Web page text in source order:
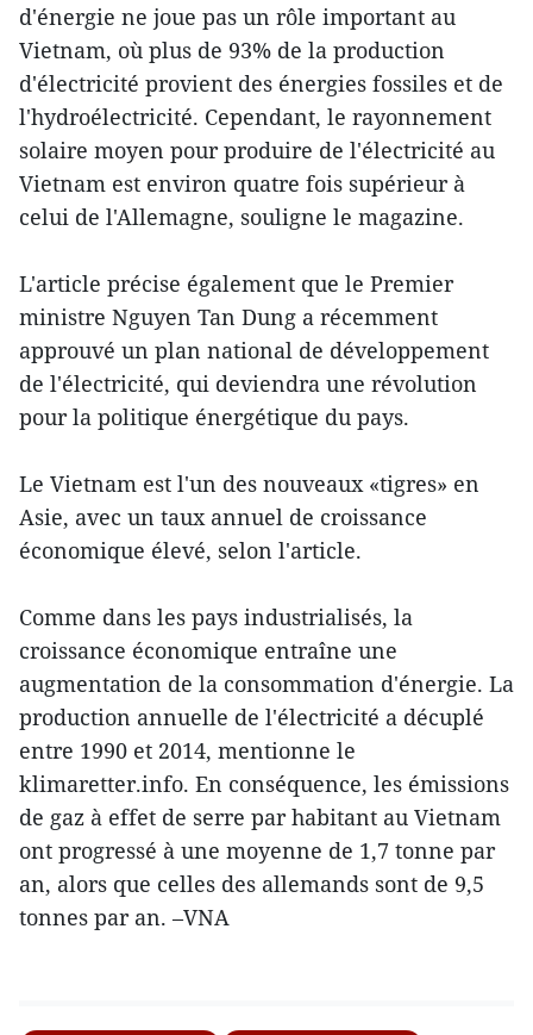
d'énergie ne joue pas un rôle important au
Vietnam, où plus de 93% de la production
d'électricité ​provient des énergies fossiles et de
l'hydroélectricité. Cependant, le rayonnement
solaire moyen pour produire de l'électricité au
Vietnam est environ quatre fois ​supérieur à
celui de l'Allemagne, ​souligne le magazine.
L'article précise également que le Premier
ministre Nguyen Tan Dung a récemment
approuvé un plan national de développement
de l'électricité, qui deviendra une révolution
pour la politique énergétique du pays.
Le Vietnam est l'un des nouveaux «tigres» en
Asie, avec un taux annuel de croissance
économique élevé, selon l'article.
Comme dans les pays industrialisés, la
croissance économique entraîne une
augmentation de la consommation d'énergie. La
production annuelle de l'électricité a décuplé
entre 1990 et 2014, ​mentionne le
klimaretter.info. En conséquence, les émissions
de gaz à effet de serre par habitant au Vietnam
ont progressé à une moyenne de 1,7 tonne par
an, alors que celles des allemands sont de 9,5
tonnes par an. –VNA